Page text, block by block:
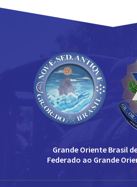
Grande Oriente Brasil
Federado ao Grande